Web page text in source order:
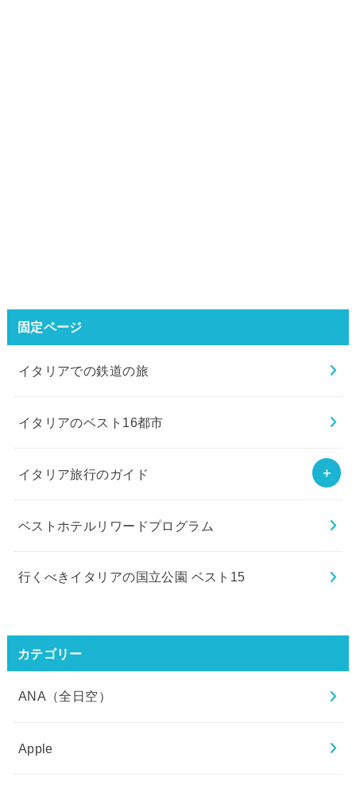
固定ページ
イタリアでの鉄道の旅
イタリアのベスト16都市
イタリア旅行のガイド
ベストホテルリワードプログラム
行くべきイタリアの国立公園 ベスト15
カテゴリー
ANA（全日空）
Apple